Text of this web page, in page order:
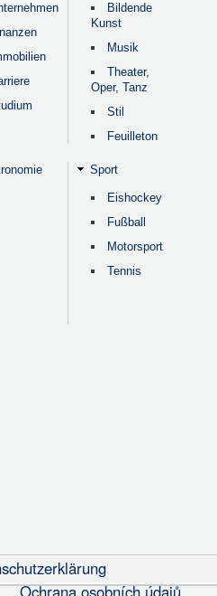
Bildende
Kunst
Musik
Theater,
Oper, Tanz
Stil
Feuilleton
Sport
Eishockey
Fußball
Motorsport
Tennis
Ochrana osobních údajů